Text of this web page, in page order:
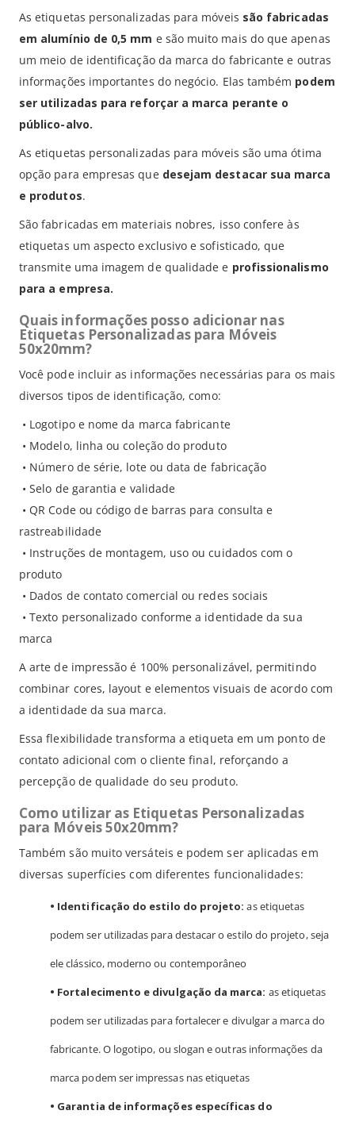
As etiquetas personalizadas para móveis são fabricadas
em alumínio de 0,5 mm e são muito mais do que apenas
um meio de identificação da marca do fabricante e outras
informações importantes do negócio. Elas também podem
ser utilizadas para reforçar a marca perante o
público-alvo.
As etiquetas personalizadas para móveis são uma ótima
opção para empresas que desejam destacar sua marca
e produtos.
São fabricadas em materiais nobres, isso confere às
etiquetas um aspecto exclusivo e sofisticado, que
transmite uma imagem de qualidade e profissionalismo
para a empresa.
Quais informações posso adicionar nas
Etiquetas Personalizadas para Móveis
50x20mm?
Você pode incluir as informações necessárias para os mais
diversos tipos de identificação, como:
• Logotipo e nome da marca fabricante
• Modelo, linha ou coleção do produto
• Número de série, lote ou data de fabricação
• Selo de garantia e validade
• QR Code ou código de barras para consulta e
rastreabilidade
• Instruções de montagem, uso ou cuidados com o
produto
• Dados de contato comercial ou redes sociais
• Texto personalizado conforme a identidade da sua
marca
A arte de impressão é 100% personalizável, permitindo
combinar cores, layout e elementos visuais de acordo com
a identidade da sua marca.
Essa flexibilidade transforma a etiqueta em um ponto de
contato adicional com o cliente final, reforçando a
percepção de qualidade do seu produto.
Como utilizar as Etiquetas Personalizadas
para Móveis 50x20mm?
Também são muito versáteis e podem ser aplicadas em
diversas superfícies com diferentes funcionalidades:
• Identificação do estilo do projeto:as etiquetas
podem ser utilizadas para destacar o estilo do projeto, seja
ele clássico, moderno ou contemporâneo
• Fortalecimento e divulgação da marca: as etiquetas
podem ser utilizadas para fortalecer e divulgar a marca do
fabricante. O logotipo, ou slogan e outras informações da
marca podem ser impressas nas etiquetas
• Garantia de informações específicas do